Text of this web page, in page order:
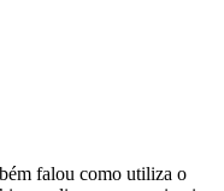
falou como utiliza o